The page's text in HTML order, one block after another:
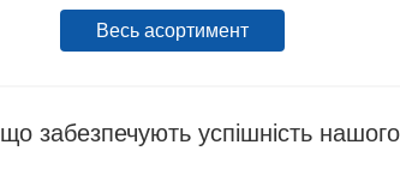
Весь асортимент
забезпечують успішність